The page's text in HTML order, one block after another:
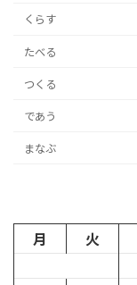
くらす
たべる
つくる
であう
まなぶ
月
火